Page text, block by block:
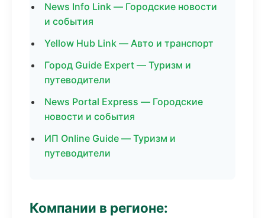
News Info Link — Городские новости
и события
Yellow Hub Link — Авто и транспорт
Город Guide Expert — Туризм и
путеводители
News Portal Express — Городские
новости и события
ИП Online Guide — Туризм и
путеводители
Компании в регионе: